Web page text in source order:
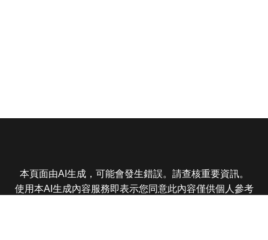
本頁面由AI生成，可能會發生錯誤。請查核重要資訊。
使用本AI生成內容服務即表示您同意此內容僅供個人參考